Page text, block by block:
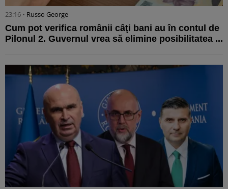
23:16 • Russo George
Cum pot verifica românii câţi bani au în contul de
Pilonul 2. Guvernul vrea să elimine posibilitatea ...